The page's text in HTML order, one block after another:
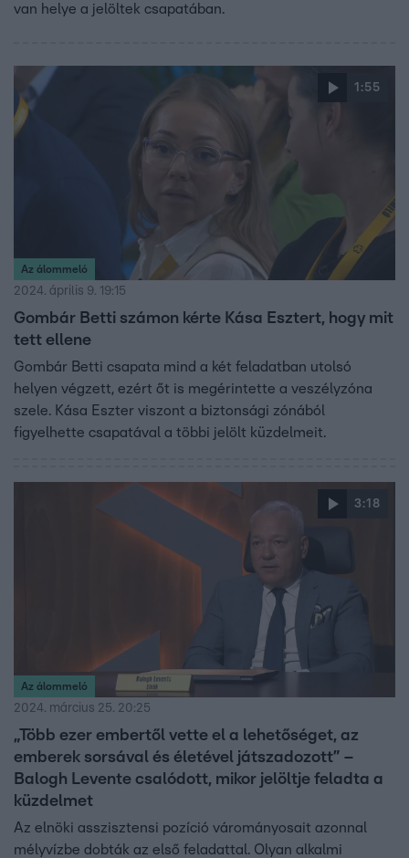
van helye a jelöltek csapatában.
1:55
Az álommeló
2024. április 9. 19:15
Gombár Betti számon kérte Kása Esztert, hogy mit
tett ellene
Gombár Betti csapata mind a két feladatban utolsó
helyen végzett, ezért őt is megérintette a veszélyzóna
szele. Kása Eszter viszont a biztonsági zónából
figyelhette csapatával a többi jelölt küzdelmeit.
3:18
Az álommeló
2024. március 25. 20:25
„Több ezer embertől vette el a lehetőséget, az
emberek sorsával és életével játszadozott” –
Balogh Levente csalódott, mikor jelöltje feladta a
küzdelmet
Az elnöki asszisztensi pozíció várományosait azonnal
mélyvízbe dobták az első feladattal. Olyan alkalmi